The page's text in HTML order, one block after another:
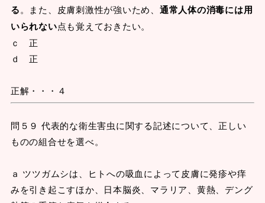
る。また、皮膚刺激性が強いため、 通常人体の消毒には用
いられない点も覚えておきたい。
ｃ 正
ｄ 正
正解・・・４
問５９ 代表的な衛生害虫に関する記述について、正しい
ものの組合せを選べ。
ａ ツツガムシは、ヒトへの吸血によって皮膚に発疹や痒
みを引き起こすほか、日本脳炎、マラリア、黄熱、デング